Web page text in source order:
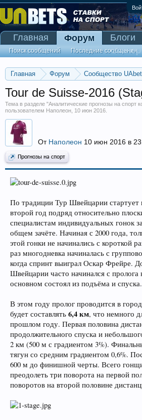
Главная Форум
Сообщество
Tour de Suisse-2016
Тема в разделе "Аналитические прогнозы на спорт
пользователем Наполеон 10 июн 2016
От Наполеон 10 июн 2016 в
Прогнозы на спорт
По традиции Тур Швейцарии стартует
второй год подряд относительно
специалистам индивидуальных гонок
общем зачёте. Начиная с 2000 года,
этой гонки не начинались с короткой
раз многодневка начиналась с
когда спринт выиграл Оскар Фрейре.
Швейцарии часто начинался с
основном состоял из подъёма и спуска.
В этом году пролог проводится в
будет составлять 6,4 км, что немного
прошлом году. Первая половина
продолжительного спуска и
2 км (500 м с градиентом 3%).
тягун со средним градиентом 0,6%.
600 м до финишной черты. Всего
преодолеть три поворота на первой
поворотов на второй половине
Главная Форум
Поиск сообщений Последние сообщения
Блоги